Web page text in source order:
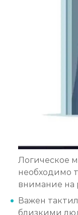
Логическое
необходимо
внимание на
Важен
близкими